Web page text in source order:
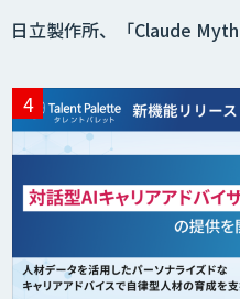
日立製作所、「Claude